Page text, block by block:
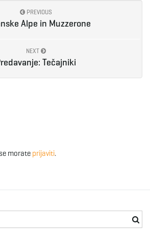
PREVIOUS
Alpe in Muzzerone
NEXT
Tečajniki
morate prijaviti.